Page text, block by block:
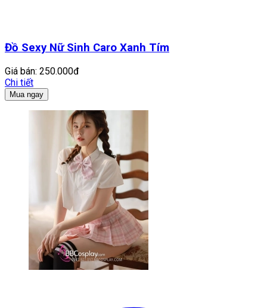
Đồ Sexy Nữ Sinh Caro Xanh Tím
Giá bán: 250.000đ
Chi tiết
Mua ngay